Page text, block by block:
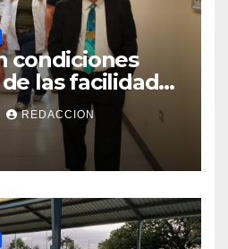
condiciones
las facilidades
de la Salud
REDACCION